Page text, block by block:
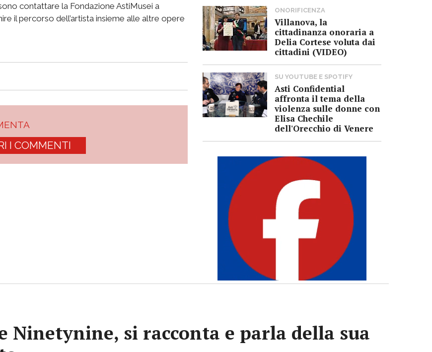
contattare la Fondazione AstiMusei a
il percorso dell’artista insieme alle altre opere
I COMMENTI
ONORIFICENZA
Villanova, la
cittadinanza onoraria a
Delia Cortese voluta dai
cittadini (VIDEO)
SU YOUTUBE E SPOTIFY
Asti Confidential
affronta il tema della
violenza sulle donne con
Elisa Chechile
dell'Orecchio di Venere
Ninetynine, si racconta e parla della sua